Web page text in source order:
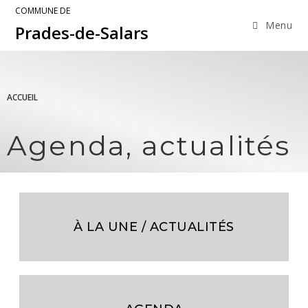
COMMUNE DE
Prades-de-Salars Menu
ACCUEIL
Agenda, actualités
À LA UNE / ACTUALITÉS